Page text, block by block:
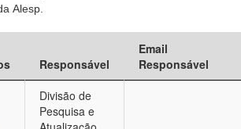
Alesp.
Responsável
Email
Responsável
Divisão de
Pesquisa e